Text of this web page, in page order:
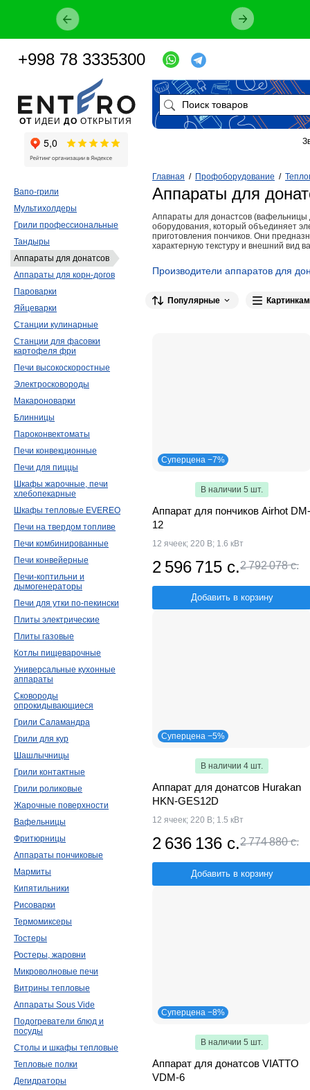
Главная / Профоборудование /
Аппараты для
Аппараты для донастсов (вафельницы
оборудования, который объединяет
приготовления пончиков. Они
характерную текстуру и внешний вид
Производители аппаратов для
Популярные
Суперцена −7%
В наличии 5 шт.
Аппарат для пончиков Airhot DM-
12
12 ячеек; 220 В; 1.6 кВт
2 596 715 с.2 792 078 с.
Добавить в корзину
Суперцена −5%
В наличии 4 шт.
Аппарат для донатсов Hurakan
HKN-GES12D
12 ячеек; 220 В; 1.5 кВт
2 636 136 с.2 774 880 с.
Добавить в корзину
Суперцена −8%
В наличии 5 шт.
Аппарат для донатсов VIATTO
VDM-6
Вапо-грили
Мультихолдеры
Грили профессиональные
Тандыры
Аппараты для донатсов
Аппараты для корн-догов
Пароварки
Яйцеварки
Станции кулинарные
Станции для фасовки
картофеля фри
Печи высокоскоростные
Электросковороды
Макароноварки
Блинницы
Пароконвектоматы
Печи конвекционные
Печи для пиццы
Шкафы жарочные, печи
хлебопекарные
Шкафы тепловые EVEREO
Печи на твердом топливе
Печи комбинированные
Печи конвейерные
Печи-коптильни и
дымогенераторы
Печи для утки по-пекински
Плиты электрические
Плиты газовые
Котлы пищеварочные
Универсальные кухонные
аппараты
Сковороды
опрокидывающиеся
Грили Саламандра
Грили для кур
Шашлычницы
Грили контактные
Грили роликовые
Жарочные поверхности
Вафельницы
Фритюрницы
Аппараты пончиковые
Мармиты
Кипятильники
Рисоварки
Термомиксеры
Тостеры
Ростеры, жаровни
Микроволновые печи
Витрины тепловые
Аппараты Sous Vide
Подогреватели блюд и
посуды
Столы и шкафы тепловые
Тепловые полки
Дегидраторы
ОТ ИДЕИ ДО ОТКРЫТИЯ
+998 78 3335300